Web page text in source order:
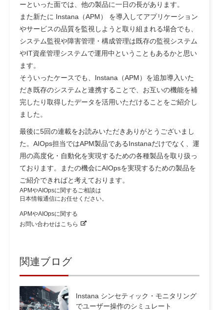
ーといった面では、他の製品に一日の長があります。
また新たに Instana（APM） を導入してアプリケーション
やサービスの品質を監視しようと取り組まれる場合でも、
システム監視や障害管理・構成管理は既存の監視システム
やIT資産管理システムで運用中ということもあるかと思い
ます。
そういったケースでも、Instana（APM）を追加導入いた
だき既存のシステムと連携することで、お互いの機能を補
完したり取得したデータを活用いただけることをご紹介し
ました。
最後に5回の連載をお読みいただきありがとうございまし
た。AIOps担当ではAPM製品であるInstanaだけでなく、運
用の高度化・自動化を実現するための各種製品を取り扱っ
ております。またの機会にAIOpsを実現するための製品を
ご紹介できればと考えております。
APMやAIOpsに関するご相談は
日本情報通信にお任せください。
APMやAIOpsに関する
お問い合わせはこちら
関連ブログ
Instana シンセティック・モニタリング
でユーザー操作のシミュレート